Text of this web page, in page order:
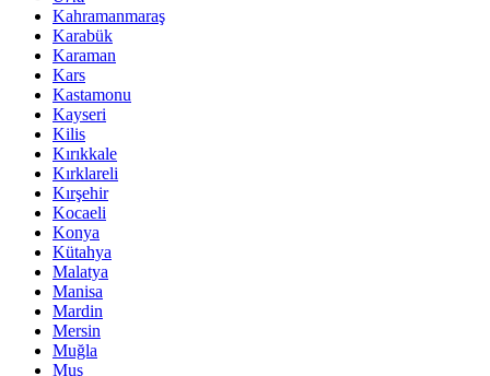
Kahramanmaraş
Karabük
Karaman
Kars
Kastamonu
Kayseri
Kilis
Kırıkkale
Kırklareli
Kırşehir
Kocaeli
Konya
Kütahya
Malatya
Manisa
Mardin
Mersin
Muğla
Muş